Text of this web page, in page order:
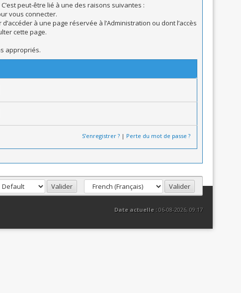
peut-être lié à une des raisons suivantes :
vous connecter.
à une page réservée à l’Administration ou dont l’accès
cette page.
appropriés.
S’enregistrer ? | Perte du mot de passe ?
Date actuelle :06-08-2026, 09:17